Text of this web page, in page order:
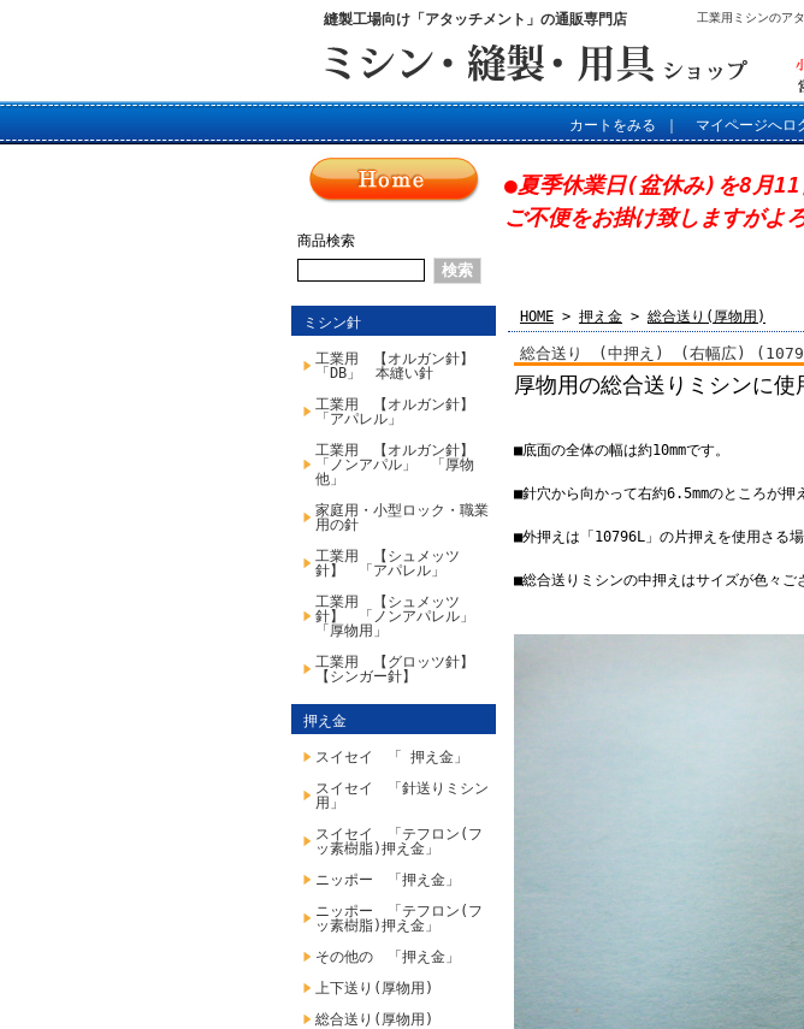
縫製工場向け「アタッチメント」の通販専門店 工業用ミシンのア
カートをみる マイページへロ
商品検索
ミシン針
工業用 【オルガン針】
「DB」 本縫い針
工業用 【オルガン針】
「アパレル」
工業用 【オルガン針】
「ノンアパル」 「厚物
他」
家庭用・小型ロック・職業
用の針
工業用 【シュメッツ
針】 「アパレル」
工業用 【シュメッツ
針】 「ノンアパレル」
「厚物用」
工業用 【グロッツ針】
【シンガー針】
押え金
スイセイ 「 押え金」
スイセイ 「針送りミシン
用」
スイセイ 「テフロン(フ
ッ素樹脂)押え金」
ニッポー 「押え金」
ニッポー 「テフロン(フ
ッ素樹脂)押え金」
その他の 「押え金」
上下送り(厚物用)
総合送り(厚物用)
●夏季休業日(盆休み)を8月
ご不便をお掛け致しますがよ
HOME > 押え金 > 総合送り(厚物用)
総合送り (中押え) (右幅広)
厚物用の総合送りミシンに
■底面の全体の幅は約10mmです。
■針穴から向かって右約6.5mmのところが押
■外押えは「10796L」の片押えを使用さる場
■総合送りミシンの中押えはサイズが色々ご